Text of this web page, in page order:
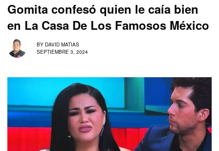
Gomita confesó quien le caía bien
en La Casa De Los Famosos México
BY DAVID MATIAS
SEPTIEMBRE 3, 2024